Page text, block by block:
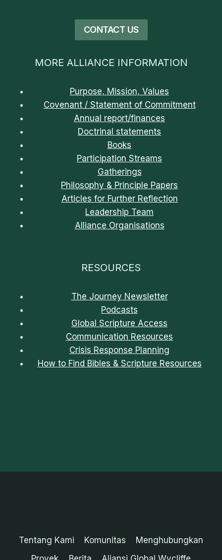
CONTACT US
MORE ALLIANCE INFORMATION
Purpose, Mission, Values
Covenant / Statement of Commitment
Annual report/finances
Doctrinal statements
Books
Participation Streams
Gatherings
Philosophy & Principle Papers
Articles for Further Reflection
Leadership Team
Alliance Organisations
RESOURCES
The Journey Newsletter
Podcasts
Global Scripture Access
Communication Resources
Crisis Response Planning
How to Find Bibles & Scripture Resources
Tentang Kami Komunitas
Menghubungkan